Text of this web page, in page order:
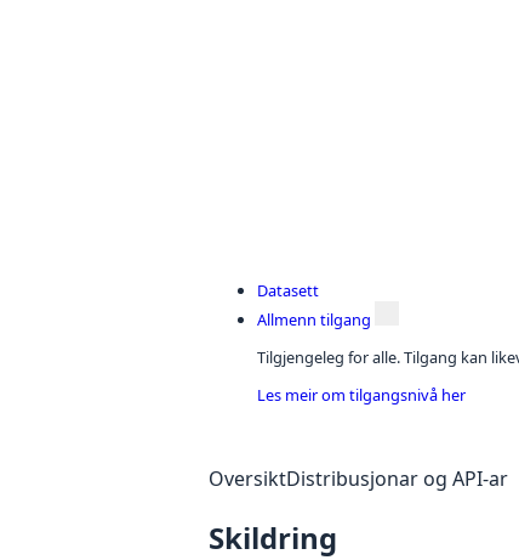
Datasett
Allmenn tilgang
Tilgjengeleg for alle. Tilgang kan
Les meir om tilgangsnivå her
OversiktDistribusjonar og API-ar
Skildring